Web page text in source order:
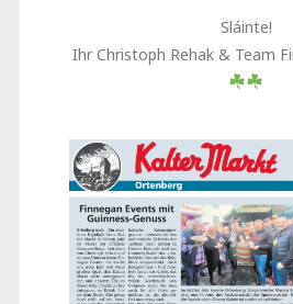
Sláinte!
Ihr Christoph Rehak & Team